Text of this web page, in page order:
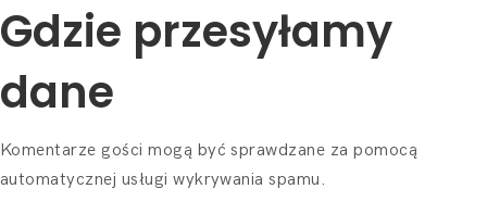
Gdzie przesyłamy
dane
Komentarze gości mogą być sprawdzane za pomocą
automatycznej usługi wykrywania spamu.